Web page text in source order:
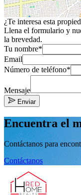
¿Te interesa esta
Llena el formulario y
la brevedad.
Tu nombre*
Email
Número de teléfono*
Mensaje
Enviar
Encuentra el
Contáctanos para
Contáctanos